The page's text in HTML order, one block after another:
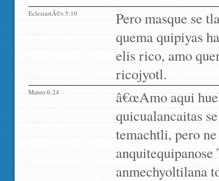
EclesiastÃ©s 5:10
Pero masque se
quema quipiyas
elis rico, amo
ricojyotl.
Mateo 6:24
â€œAmo aqui
quicualancaitas
temachtli, pero
anmechyoltilana